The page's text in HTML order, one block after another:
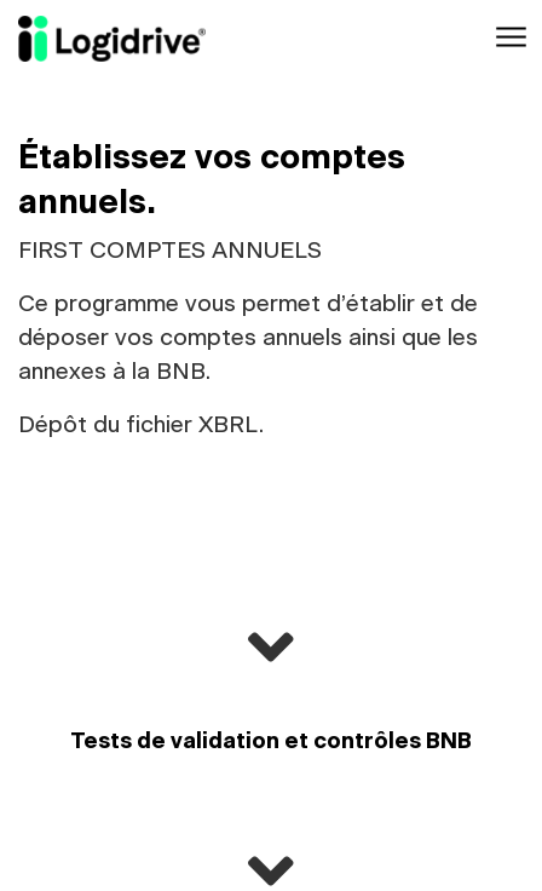
Aller au contenu principal
Établissez vos comptes
annuels.
FIRST COMPTES ANNUELS
Ce programme vous permet d’établir et de
déposer vos comptes annuels ainsi que les
annexes à la BNB.
Dépôt du fichier XBRL.
Tests de validation et contrôles BNB